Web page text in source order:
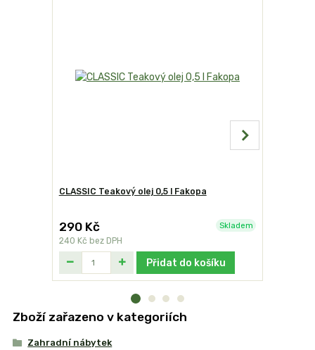
CLASSIC Teakový olej 0,5 l Fakopa
290 Kč
240 Kč bez DPH
Skladem
Přidat do košíku
Zboží zařazeno v kategoriích
Zahradní nábytek